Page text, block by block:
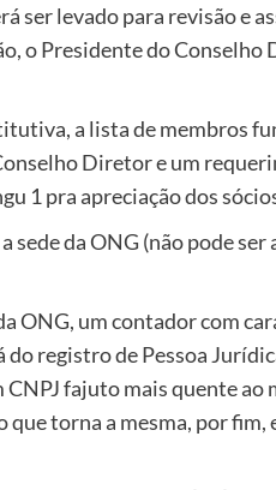
ser levado para revisão e
o Presidente do Conselho
a lista de membros
Diretor e um
1 pra apreciação dos
da ONG (não pode ser
ONG, um contador com
registro de Pessoa
fajuto mais quente ao
que torna a mesma, por fim,